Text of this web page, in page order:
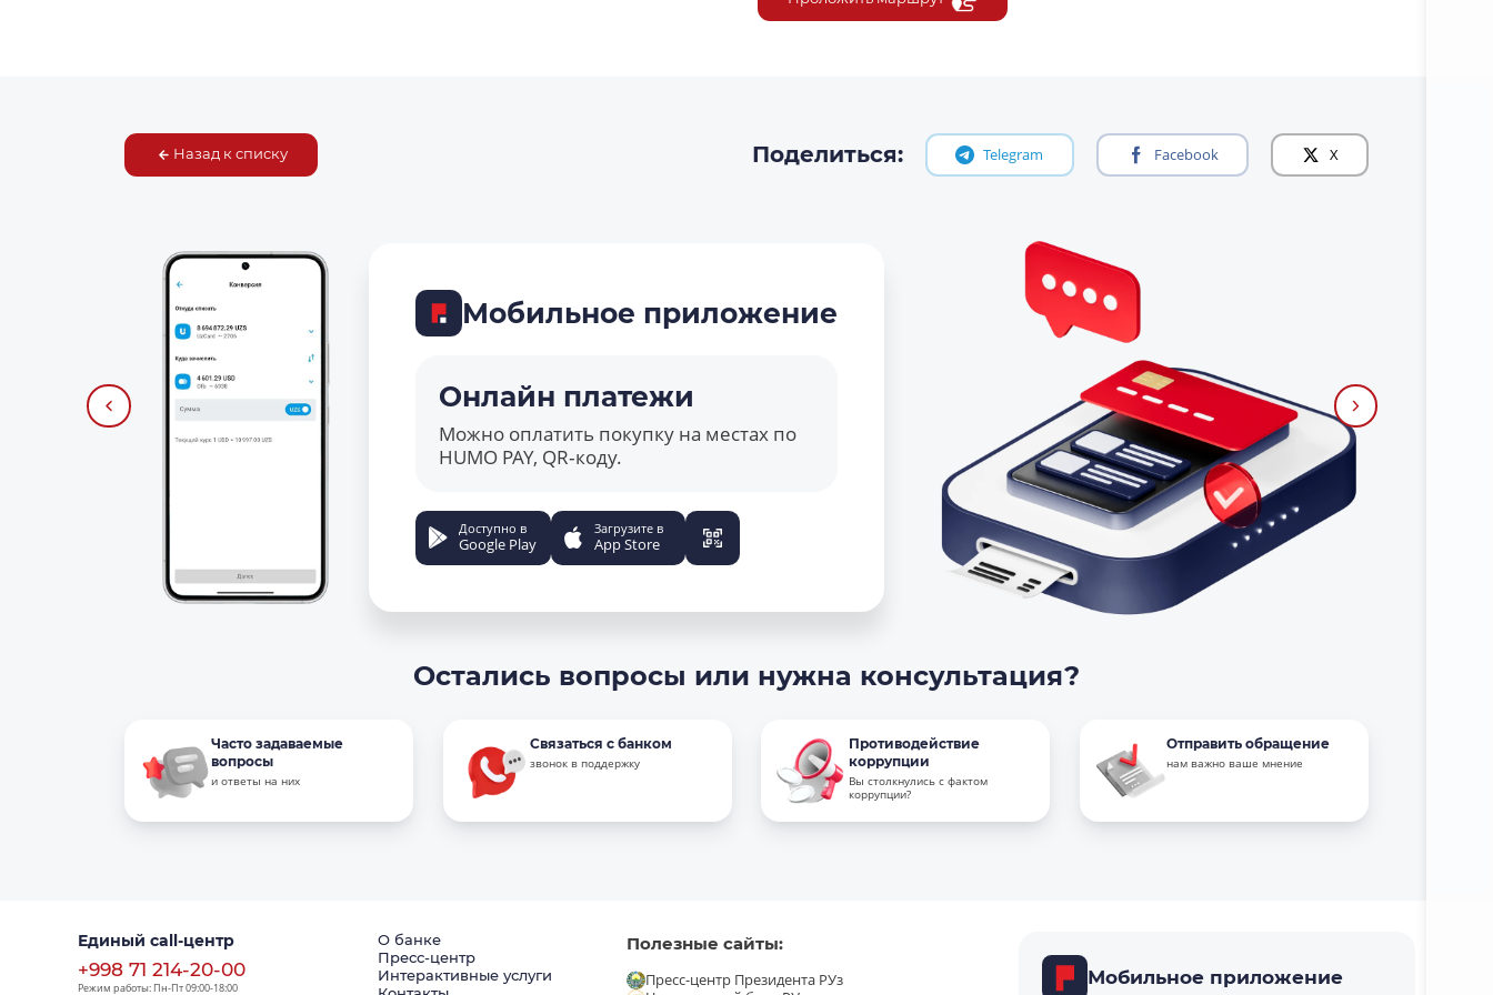
Назад к списку Поделиться: Telegram Facebook X
Мобильное приложение
Онлайн платежи
Можно оплатить покупку на местах по
HUMO PAY, QR‑коду.
Доступно в
Google Play
Загрузите в
App Store
Остались вопросы или нужна консультация?
Часто задаваемые
вопросы
и ответы на них
Связаться с банком
звонок в поддержку
Противодействие
коррупции
Вы столкнулись с фактом
коррупции?
Отправить обращение
нам важно ваше мнение
Единый call-центр
+998 71 214-20-00
Режим работы: Пн-Пт 09:00-18:00
О банке
Пресс-центр
Интерактивные услуги
Полезные сайты:
Пресс-центр Президента РУз
Мобильное приложение